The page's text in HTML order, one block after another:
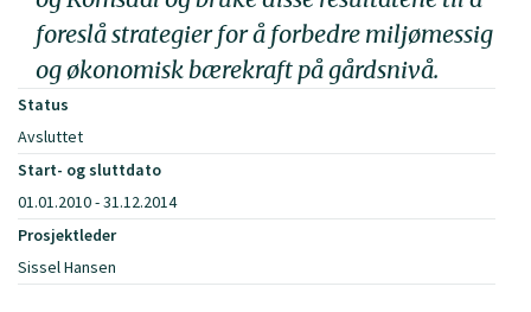
foreslå strategier for å forbedre miljømessig
og økonomisk bærekraft på gårdsnivå.
Status
Avsluttet
Start- og sluttdato
01.01.2010 - 31.12.2014
Prosjektleder
Sissel Hansen